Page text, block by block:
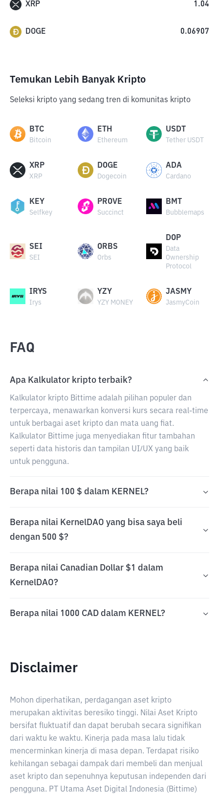
XRP 1.04
DOGE 0.06907
Temukan Lebih Banyak Kripto
Seleksi kripto yang sedang tren di komunitas kripto
BTC
Bitcoin
ETH
Ethereum
USDT
Tether USDT
XRP
XRP
DOGE
Dogecoin
ADA
Cardano
KEY
Selfkey
PROVE
Succinct
BMT
Bubblemaps
SEI
SEI
ORBS
Orbs
DOP
Data
Ownership
Protocol
IRYS
Irys
YZY
YZY MONEY
JASMY
JasmyCoin
FAQ
Apa Kalkulator kripto terbaik?
Kalkulator kripto Bittime adalah pilihan populer dan
terpercaya, menawarkan konversi kurs secara real-time
untuk berbagai aset kripto dan mata uang fiat.
Kalkulator Bittime juga menyediakan fitur tambahan
seperti data historis dan tampilan UI/UX yang baik
untuk pengguna.
Berapa nilai 100 $ dalam KERNEL?
Berapa nilai KernelDAO yang bisa saya beli
dengan 500 $?
Berapa nilai Canadian Dollar $1 dalam
KernelDAO?
Berapa nilai 1000 CAD dalam KERNEL?
Disclaimer
Mohon diperhatikan, perdagangan aset kripto
merupakan aktivitas beresiko tinggi. Nilai Aset Kripto
bersifat fluktuatif dan dapat berubah secara signifikan
dari waktu ke waktu. Kinerja pada masa lalu tidak
mencerminkan kinerja di masa depan. Terdapat risiko
kehilangan sebagai dampak dari membeli dan menjual
aset kripto dan sepenuhnya keputusan independen dari
pengguna. PT Utama Aset Digital Indonesia (Bittime)